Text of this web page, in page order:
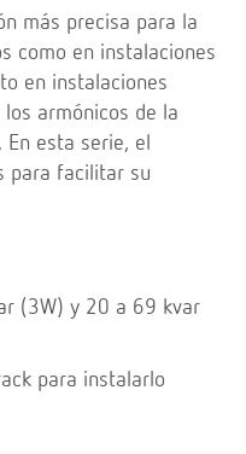
más precisa para la
como en instalaciones
en instalaciones
armónicos de la
esta serie, el
para facilitar su
(3W) y 20 a 69 kvar
para instalarlo